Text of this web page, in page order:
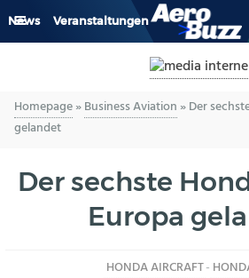
News Veranstaltungen
BIZAV
Homepage»Business Aviation »Der
gelandet
Der sechste
Europa
HONDA AIRCRAFT-